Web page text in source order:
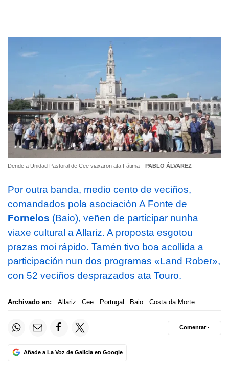
Dende a Unidad Pastoral de Cee viaxaron ata Fátima PABLO ÁLVAREZ
Por outra banda, medio cento de veciños,
comandados pola asociación A Fonte de
Fornelos (Baio), veñen de participar nunha
viaxe cultural a Allariz. A proposta esgotou
prazas moi rápido. Tamén tivo boa acollida a
participación nun dos programas «Land Rober»,
con 52 veciños desprazados ata Touro.
Archivado en: Allariz Cee Portugal Baio Costa da Morte
Añade a La Voz de Galicia en Google
Comentar ·